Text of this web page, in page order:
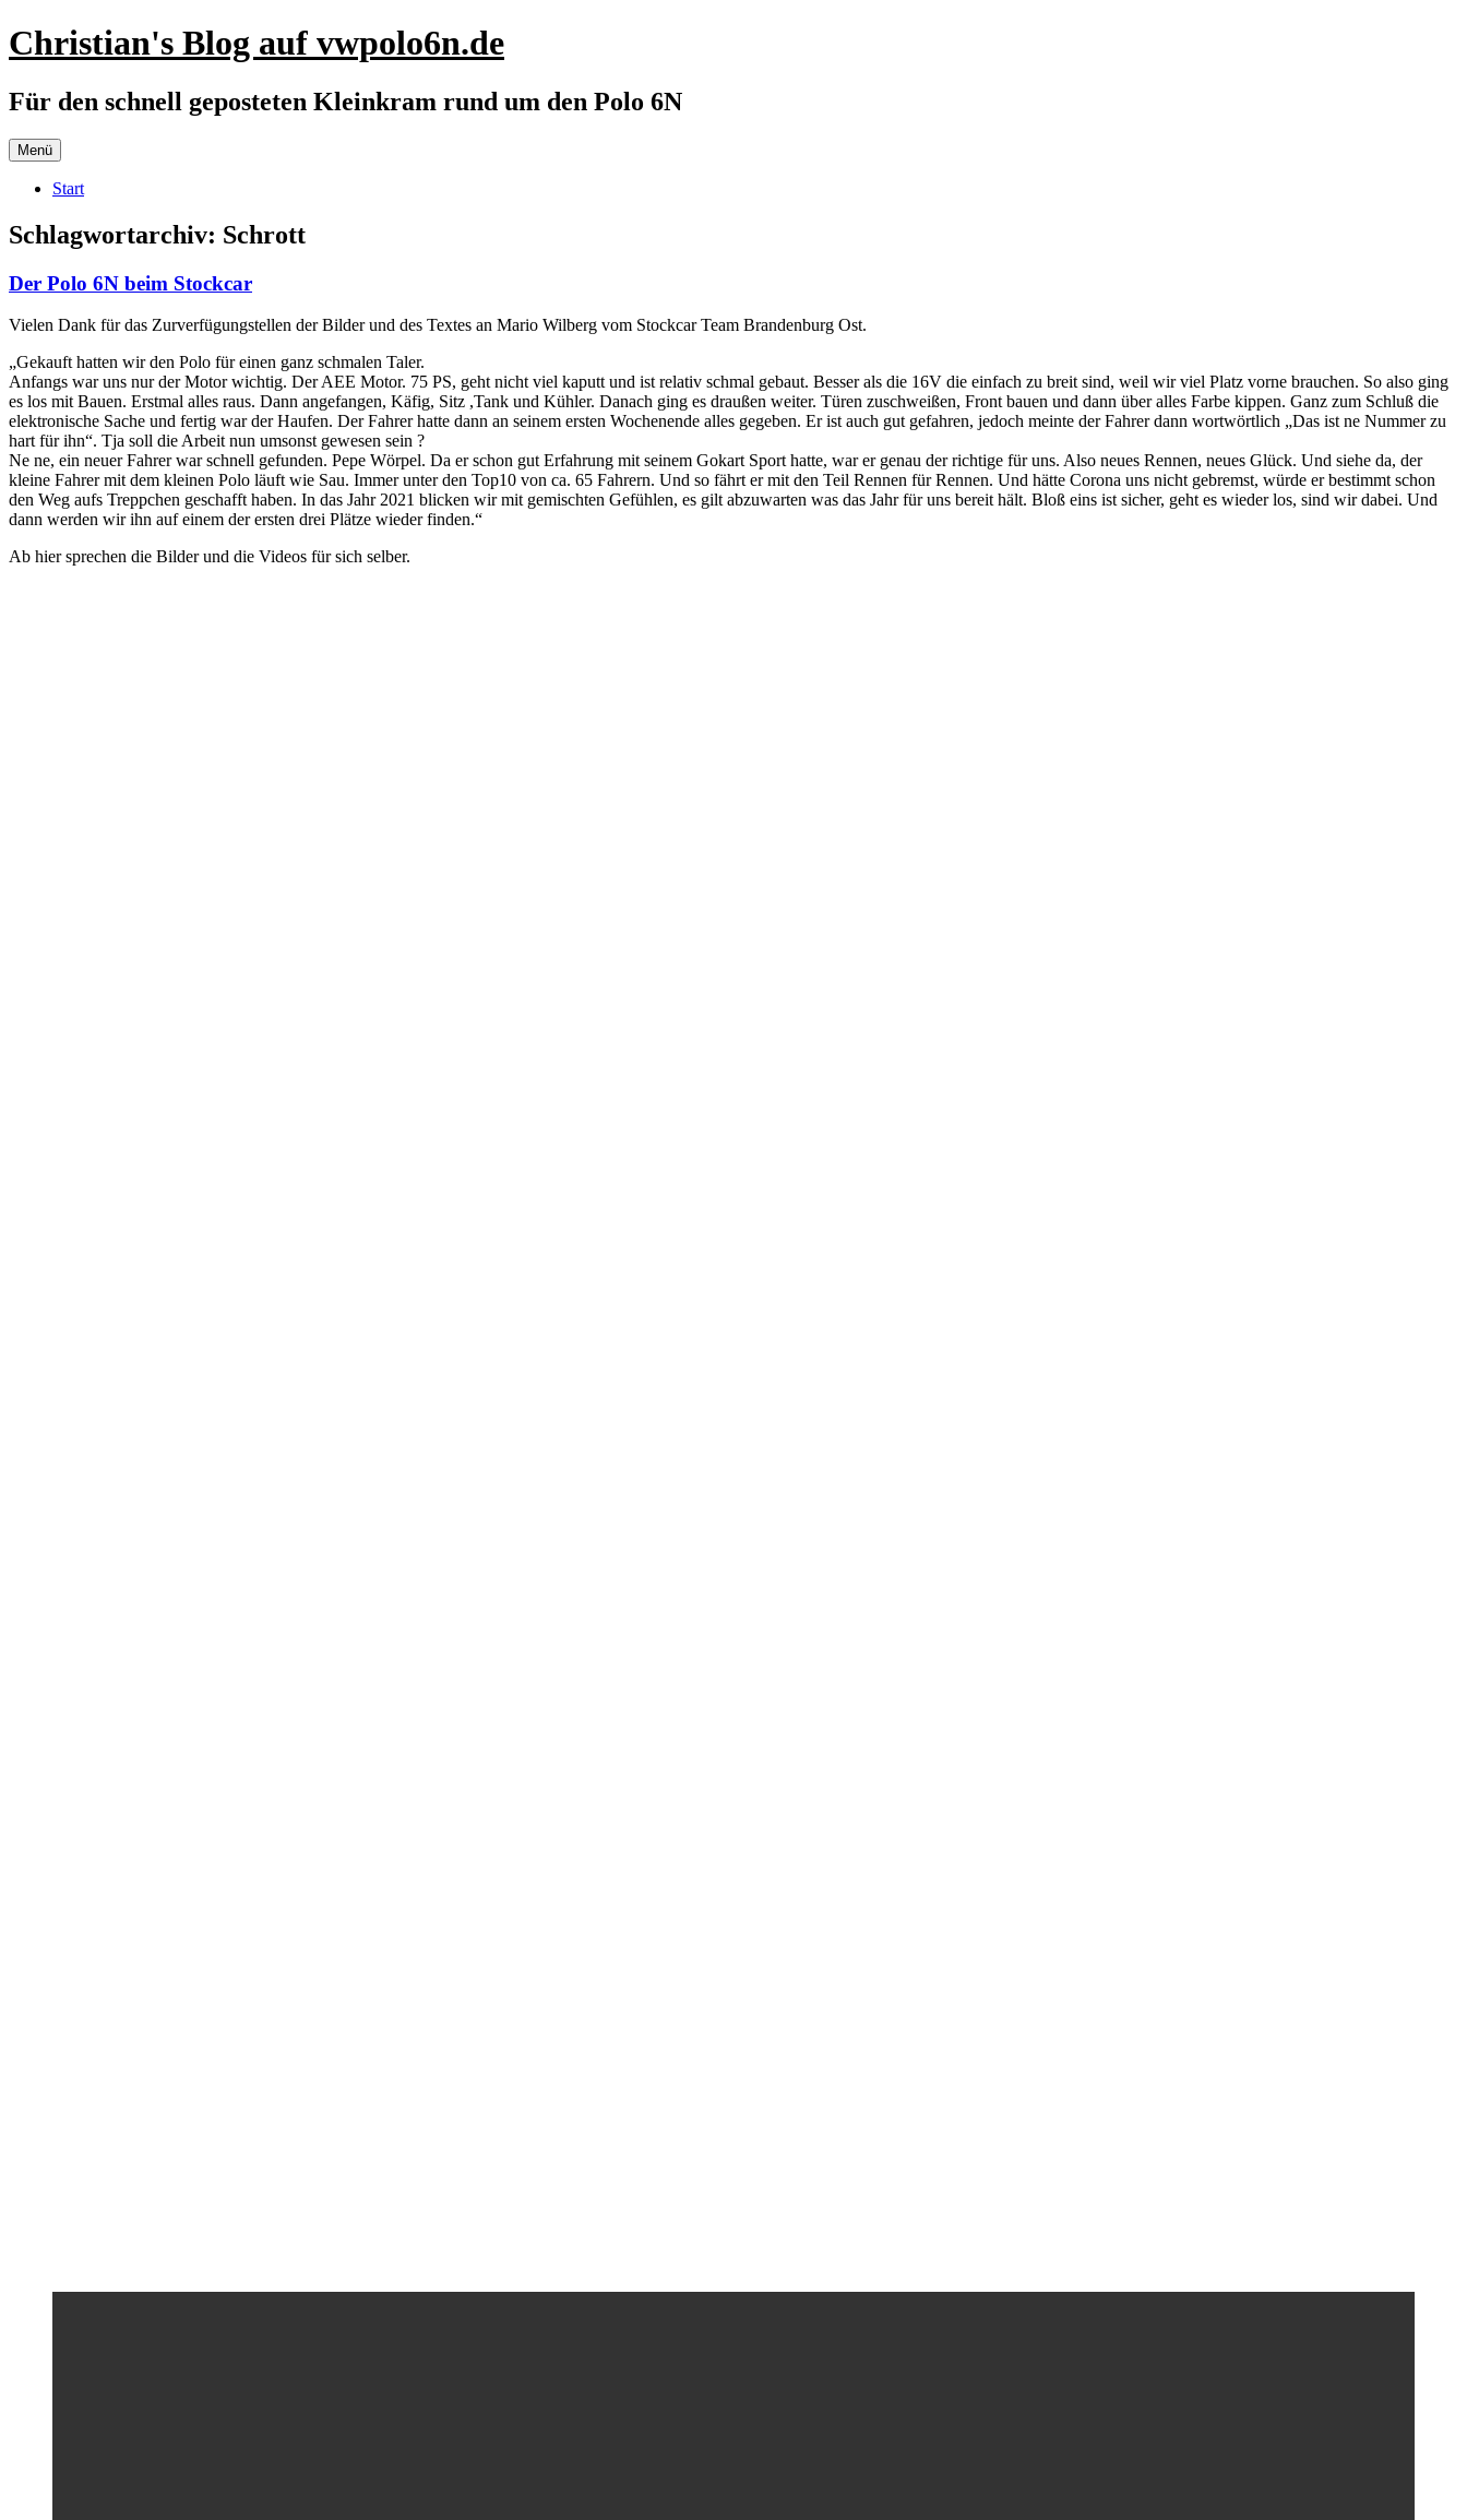
Zum
Inhalt
Christian's Blog auf vwpolo6n.de
Für den schnell geposteten Kleinkram rund um den Polo 6N
Menü
Start
Schlagwortarchiv: Schrott
Der Polo 6N beim Stockcar
Vielen Dank für das Zurverfügungstellen der Bilder und des Textes an Mario Wilberg vom Stockcar Team Brandenburg Ost.
„Gekauft hatten wir den Polo für einen ganz schmalen Taler.
Anfangs war uns nur der Motor wichtig. Der AEE Motor. 75 PS, geht nicht viel kaputt und ist relativ schmal gebaut. Besser als die 16V die einfach zu breit sind, weil wir viel Platz vorne brauchen. So also ging
es los mit Bauen. Erstmal alles raus. Dann angefangen, Käfig, Sitz ,Tank und Kühler. Danach ging es draußen weiter. Türen zuschweißen, Front bauen und dann über alles Farbe kippen. Ganz zum Schluß die
elektronische Sache und fertig war der Haufen. Der Fahrer hatte dann an seinem ersten Wochenende alles gegeben. Er ist auch gut gefahren, jedoch meinte der Fahrer dann wortwörtlich „Das ist ne Nummer zu
hart für ihn“. Tja soll die Arbeit nun umsonst gewesen sein ?
Ne ne, ein neuer Fahrer war schnell gefunden. Pepe Wörpel. Da er schon gut Erfahrung mit seinem Gokart Sport hatte, war er genau der richtige für uns. Also neues Rennen, neues Glück. Und siehe da, der
kleine Fahrer mit dem kleinen Polo läuft wie Sau. Immer unter den Top10 von ca. 65 Fahrern. Und so fährt er mit den Teil Rennen für Rennen. Und hätte Corona uns nicht gebremst, würde er bestimmt schon
den Weg aufs Treppchen geschafft haben. In das Jahr 2021 blicken wir mit gemischten Gefühlen, es gilt abzuwarten was das Jahr für uns bereit hält. Bloß eins ist sicher, geht es wieder los, sind wir dabei. Und
dann werden wir ihn auf einem der ersten drei Plätze wieder finden.“
Ab hier sprechen die Bilder und die Videos für sich selber.